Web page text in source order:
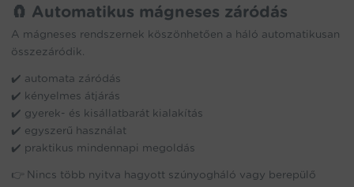
🧲 Automatikus mágneses záródás
A mágneses rendszernek köszönhetően a háló automatikusan
összezáródik.
✔️ automata záródás
✔️ kényelmes átjárás
✔️ gyerek- és kisállatbarát kialakítás
✔️ egyszerű használat
✔️ praktikus mindennapi megoldás
👉 Nincs több nyitva hagyott szúnyogháló vagy berepülő